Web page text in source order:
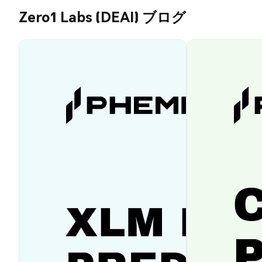
Zero1 Labs (DEAI) ブログ